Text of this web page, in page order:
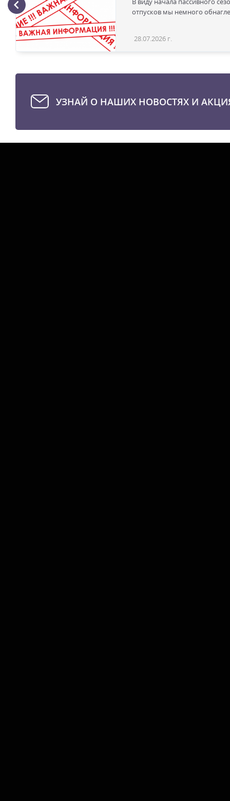
отпусков мы немного
28.07.2026 г.
УЗНАЙ О НАШИХ НОВОСТЯХ И